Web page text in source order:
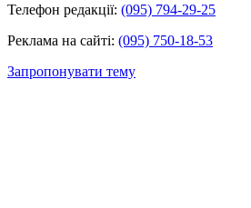
Телефон редакції: (095) 794-29-25
Реклама на сайті: (095) 750-18-53
Запропонувати тему